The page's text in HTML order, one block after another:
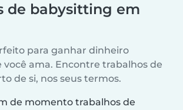
de babysitting em
para ganhar dinheiro
você ama. Encontre trabalhos de
de si, nos seus termos.
de momento trabalhos de